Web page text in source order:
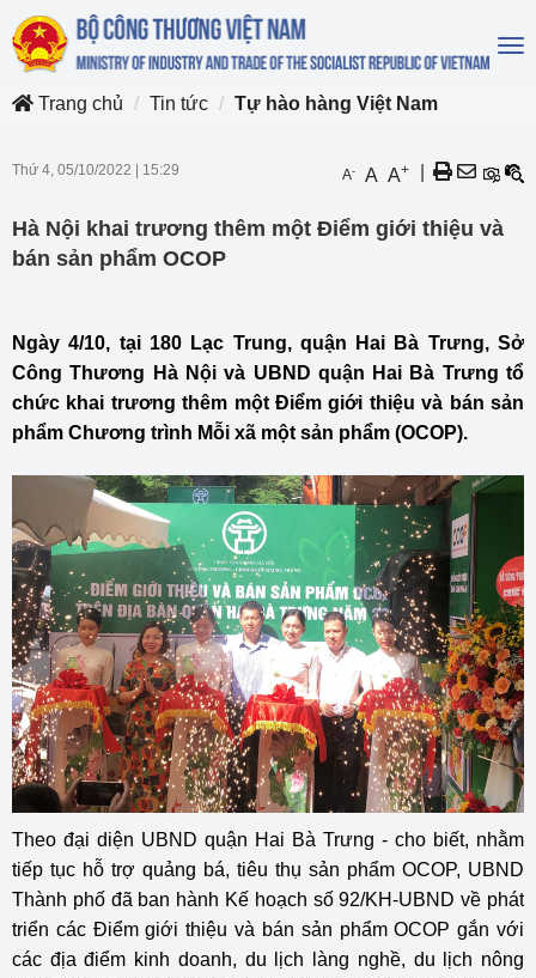
Trang chủ
Tin tức Tự hào hàng Việt Nam
Thứ 4, 05/10/2022 15:29 A- A A+
Hà Nội khai trương thêm một Điểm giới thiệu và
bán sản phẩm OCOP
Ngày 4/10, tại 180 Lạc Trung, quận Hai Bà Trưng, Sở
Công Thương Hà Nội và UBND quận Hai Bà Trưng tổ
chức khai trương thêm một Điểm giới thiệu và bán sản
phẩm Chương trình Mỗi xã một sản phẩm (OCOP).
Theo đại diện UBND quận Hai Bà Trưng - cho biết, nhằm
tiếp tục hỗ trợ quảng bá, tiêu thụ sản phẩm OCOP, UBND
Thành phố đã ban hành Kế hoạch số 92/KH-UBND về phát
triển các Điểm giới thiệu và bán sản phẩm OCOP gắn với
các địa điểm kinh doanh, du lịch làng nghề, du lịch nông